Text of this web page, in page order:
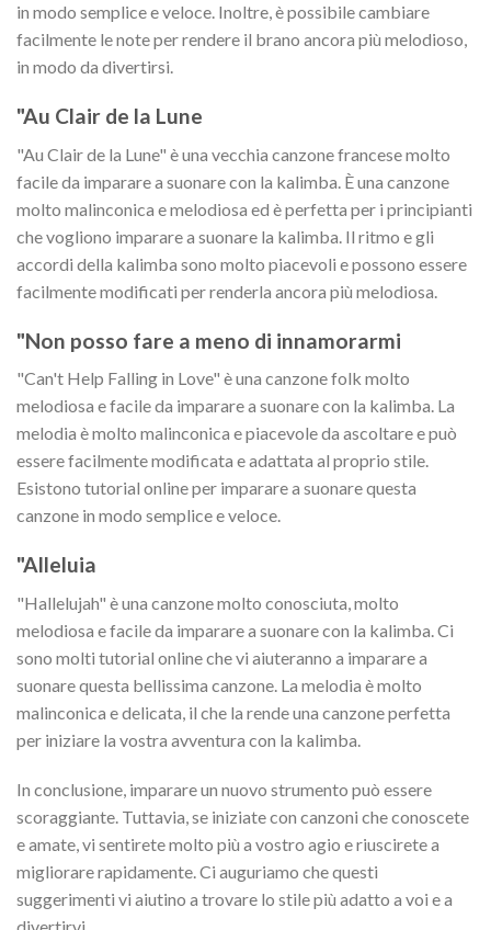
in modo semplice e veloce. Inoltre, è possibile cambiare
facilmente le note per rendere il brano ancora più melodioso,
in modo da divertirsi.
"Au Clair de la Lune
"Au Clair de la Lune" è una vecchia canzone francese molto
facile da imparare a suonare con la kalimba. È una canzone
molto malinconica e melodiosa ed è perfetta per i principianti
che vogliono imparare a suonare la kalimba. Il ritmo e gli
accordi della kalimba sono molto piacevoli e possono essere
facilmente modificati per renderla ancora più melodiosa.
"Non posso fare a meno di innamorarmi
"Can't Help Falling in Love" è una canzone folk molto
melodiosa e facile da imparare a suonare con la kalimba. La
melodia è molto malinconica e piacevole da ascoltare e può
essere facilmente modificata e adattata al proprio stile.
Esistono tutorial online per imparare a suonare questa
canzone in modo semplice e veloce.
"Alleluia
"Hallelujah" è una canzone molto conosciuta, molto
melodiosa e facile da imparare a suonare con la kalimba. Ci
sono molti tutorial online che vi aiuteranno a imparare a
suonare questa bellissima canzone. La melodia è molto
malinconica e delicata, il che la rende una canzone perfetta
per iniziare la vostra avventura con la kalimba.
In conclusione, imparare un nuovo strumento può essere
scoraggiante. Tuttavia, se iniziate con canzoni che conoscete
e amate, vi sentirete molto più a vostro agio e riuscirete a
migliorare rapidamente. Ci auguriamo che questi
suggerimenti vi aiutino a trovare lo stile più adatto a voi e a